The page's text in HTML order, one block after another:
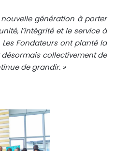
génération à porter
l’intégrité et le service à
Les Fondateurs ont planté la
collectivement de
de grandir. »